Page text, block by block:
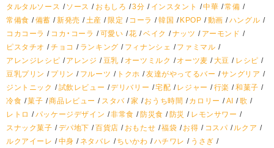
タルタルソース
ソース おもしろ 3分 インスタント 中華 常備
常備食
備蓄 新発売 土産 限定 コーラ 韓国 KPOP 動画
ハングル
コカコーラ
コカ・コーラ 可愛い 花 ベイク ナッツ
アーモンド
ピスタチオ
チョコ ランキング フィナンシェ
ファミマル
アレンジレシピ
アレンジ 豆乳 オーツミルク オーツ麦 大豆
レシピ
豆乳プリン
プリン フルーツ トクホ 友達がやってるバー
サングリア
ジントニック
試飲レビュー デリバリー 宅配 レジャー 行楽
和菓子
冷食 菓子 商品レビュー スタバ 家 おうち時間 カロリー AI
歌
レトロ
パッケージデザイン 非常食 防災食 防災
レモンサワー
スナック菓子
デパ地下 百貨店 おもたせ 福袋 お得 コスパ
ルクア
ルクアイーレ
中身 ネタバレ ちいかわ ハチワレ
うさぎ